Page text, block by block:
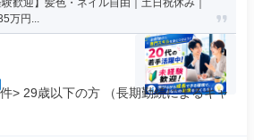
歓迎】髪色・ネイル自由｜土日祝休み｜
万円...
> 29歳以下の方 （長期勤続によるキャ